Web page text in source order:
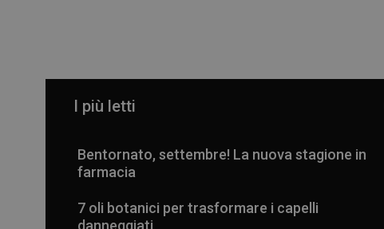
I più letti
Bentornato, settembre! La nuova stagione in
farmacia
7 oli botanici per trasformare i capelli
danneggiati